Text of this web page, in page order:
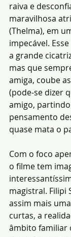
raiva e
maravilhosa
(Thelma), em
impecável.
a grande
mas que
amiga, coube
(pode-se dizer
amigo,
pensamento
quase mata o
Com o foco
o filme tem
magistral. Filipi
assim mais
curtas, a
âmbito familiar